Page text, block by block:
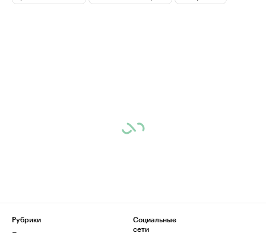
Рубрики
Социальные
сети